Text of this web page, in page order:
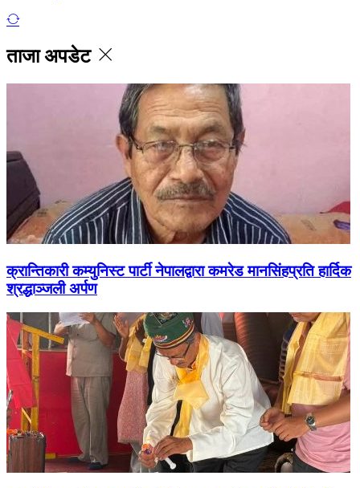
ताजा अपडेट
क्रान्तिकारी कम्युनिस्ट पार्टी नेपालद्वारा कमरेड मानसिंहप्रति हार्दिक
श्रद्धाञ्जली अर्पण